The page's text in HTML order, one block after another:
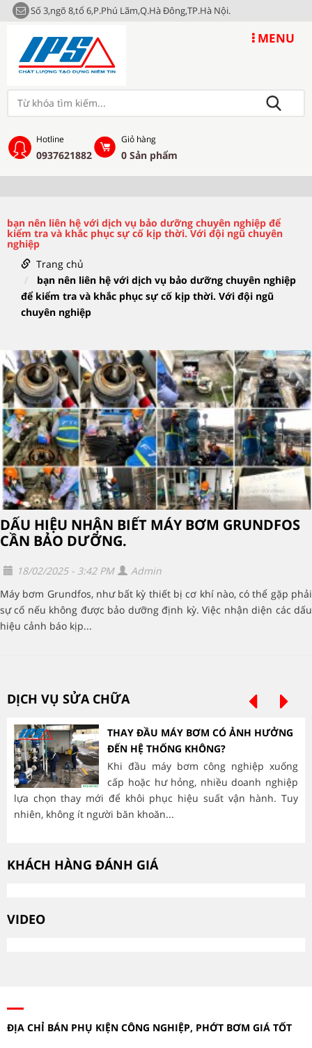
Số 3,ngõ 8,tổ 6,P.Phú Lãm,Q.Hà Đông,TP.Hà Nội.
MENU
Hotline
0937621882
Giỏ hàng
0 Sản phẩm
bạn nên liên hệ với dịch vụ bảo dưỡng chuyên nghiệp để
kiểm tra và khắc phục sự cố kịp thời. Với đội ngũ chuyên
nghiệp
Trang chủ
bạn nên liên hệ với dịch vụ bảo dưỡng chuyên nghiệp
để kiểm tra và khắc phục sự cố kịp thời. Với đội ngũ
chuyên nghiệp
DẤU HIỆU NHẬN BIẾT MÁY BƠM GRUNDFOS
CẦN BẢO DƯỠNG.
18/02/2025 - 3:42 PM
Admin
Máy bơm Grundfos, như bất kỳ thiết bị cơ khí nào, có thể gặp phải
sự cố nếu không được bảo dưỡng định kỳ. Việc nhận diện các dấu
hiệu cảnh báo kịp...
DỊCH VỤ SỬA CHỮA
THAY ĐẦU MÁY BƠM CÓ ẢNH HƯỞNG
ĐẾN HỆ THỐNG KHÔNG?
Khi đầu máy bơm công nghiệp xuống
cấp hoặc hư hỏng, nhiều doanh nghiệp
lựa chọn thay mới để khôi phục hiệu suất vận hành. Tuy
nhiên, không ít người băn khoăn...
KHÁCH HÀNG ĐÁNH GIÁ
VIDEO
ĐỊA CHỈ BÁN PHỤ KIỆN CÔNG NGHIỆP, PHỚT BƠM GIÁ TỐT